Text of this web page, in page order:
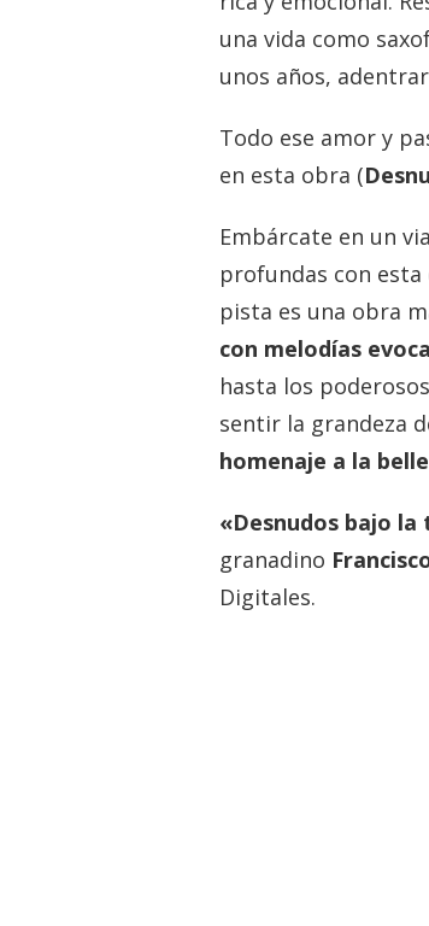
una vida como
unos años,
Todo ese amor y
en esta obra (
Embárcate en un
profundas con
pista es una obra
con melodías
hasta los
sentir la grandeza
homenaje a la
«Desnudos bajo
granadino
Digitales.